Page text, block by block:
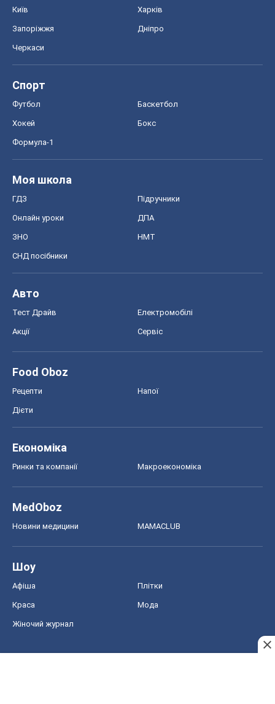
Київ Харків
Запоріжжя Дніпро
Черкаси
Спорт
Футбол Баскетбол
Хокей Бокс
Формула-1
Моя школа
ГДЗ Підручники
Онлайн уроки ДПА
ЗНО НМТ
СНД посібники
Авто
Тест Драйв Електромобілі
Акції Сервіс
Food Oboz
Рецепти Напої
Дієти
Економіка
Ринки та компанії Макроекономіка
MedOboz
Новини медицини MAMACLUB
Шоу
Афіша Плітки
Краса Мода
Жіночий журнал